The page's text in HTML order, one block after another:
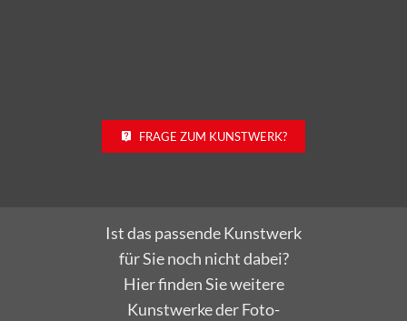
FRAGE ZUM KUNSTWERK?
Ist das passende Kunstwerk
für Sie noch nicht dabei?
Hier finden Sie weitere
Kunstwerke der Foto-